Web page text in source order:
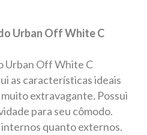
Urban Off White C
Urban Off White C
as características ideais
extravagante. Possui
para seu cômodo.
quanto externos.